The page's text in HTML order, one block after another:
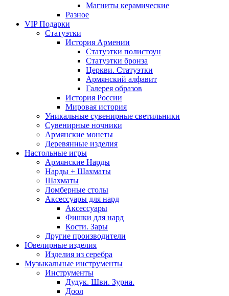
Магниты керамические
Разное
VIP Подарки
Статуэтки
История Армении
Статуэтки полистоун
Статуэтки бронза
Церкви. Статуэтки
Армянский алфавит
Галерея образов
История России
Мировая история
Уникальные сувенирные светильники
Сувенирные ночники
Армянские монеты
Деревянные изделия
Настольные игры
Армянские Нарды
Нарды + Шахматы
Шахматы
Ломберные столы
Аксессуары для нард
Аксессуары
Фишки для нард
Кости. Зары
Другие производители
Ювелирные изделия
Изделия из серебра
Музыкальные инструменты
Инструменты
Дудук. Шви. Зурна.
Доол